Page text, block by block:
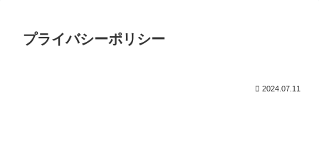
プライバシーポリシー
2024.07.11